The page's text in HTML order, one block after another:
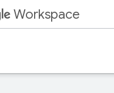
Workspace